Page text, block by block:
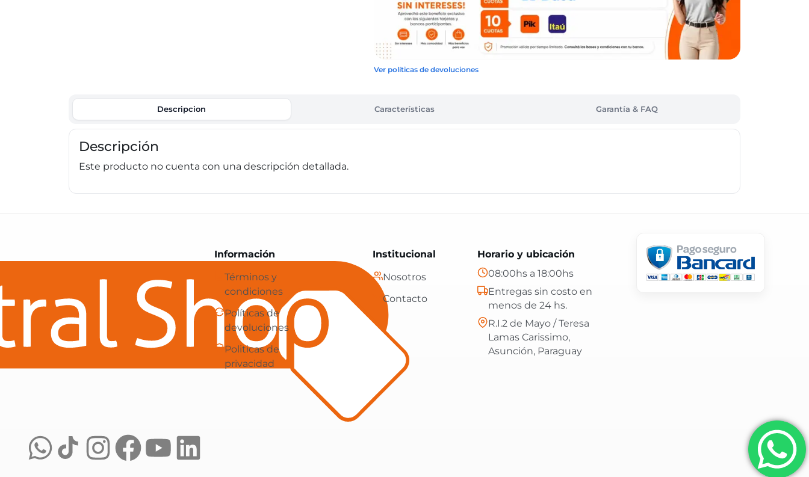
Ver políticas de devoluciones
Descripcion Características Garantía & FAQ
Descripción
Este producto no cuenta con una descripción detallada.
Central Shop es tu e-commerce en Paraguay: tecnología, hogar y más, con envíos gratis en 24 hs y atención confiable.
Información
Términos y
condiciones
Políticas de
devoluciones
Politicas de
privacidad
Institucional
Nosotros
Contacto
Horario y ubicación
08:00hs a 18:00hs
Entregas sin costo en
menos de 24 hs.
R.I.2 de Mayo / Teresa
Lamas Carissimo,
Asunción, Paraguay